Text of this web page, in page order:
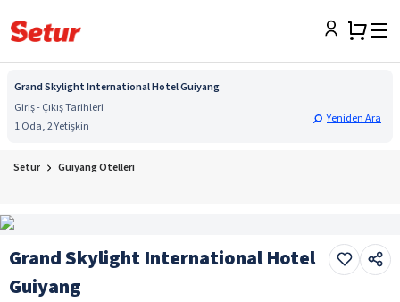
Grand Skylight International Hotel Guiyang
Giriş - Çıkış Tarihleri
1 Oda, 2 Yetişkin
Yeniden Ara
Setur Guiyang Otelleri
Grand Skylight International Hotel
Guiyang